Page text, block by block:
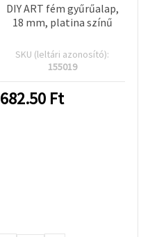
DIY ART fém gyűrűalap,
18 mm, platina színű
SKU (leltári azonosító):
155019
682.50 Ft